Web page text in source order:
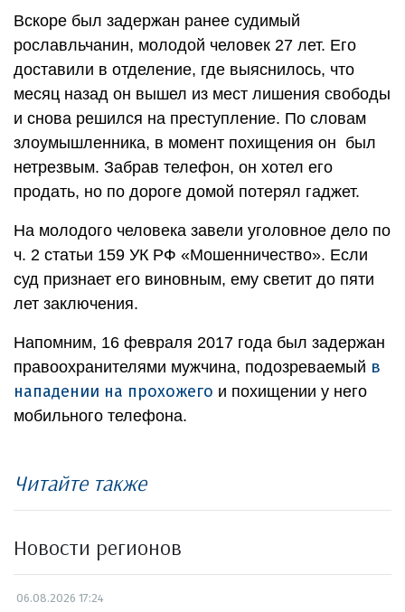
Вскоре был задержан ранее судимый
рославльчанин, молодой человек 27 лет. Его
доставили в отделение, где выяснилось, что
месяц назад он вышел из мест лишения свободы
и снова решился на преступление. По словам
злоумышленника, в момент похищения он был
нетрезвым. Забрав телефон, он хотел его
продать, но по дороге домой потерял гаджет.
На молодого человека завели уголовное дело по
ч. 2 статьи 159 УК РФ «Мошенничество». Если
суд признает его виновным, ему светит до пяти
лет заключения.
Напомним, 16 февраля 2017 года был задержан
правоохранителями мужчина, подозреваемый в
нападении на прохожего и похищении у него
мобильного телефона.
Читайте также
Новости регионов
06.08.2026 17:24